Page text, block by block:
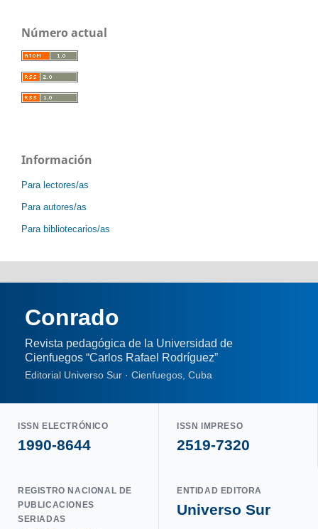
Número actual
Información
Para lectores/as
Para autores/as
Para bibliotecarios/as
Conrado
Revista pedagógica de la Universidad de
Cienfuegos “Carlos Rafael Rodríguez”
Editorial Universo Sur · Cienfuegos, Cuba
ISSN ELECTRÓNICO
1990-8644
ISSN IMPRESO
2519-7320
REGISTRO NACIONAL DE
PUBLICACIONES
SERIADAS
ENTIDAD EDITORA
Universo Sur